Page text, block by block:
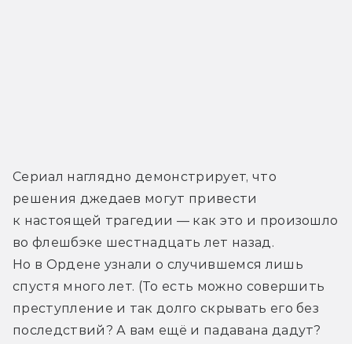
Сериал наглядно демонстрирует, что
решения джедаев могут привести
к настоящей трагедии — как это и произошло
во флешбэке шестнадцать лет назад.
Но в Ордене узнали о случившемся лишь
спустя много лет. (То есть можно совершить
преступление и так долго скрывать его без
последствий? А вам ещё и падавана дадут?